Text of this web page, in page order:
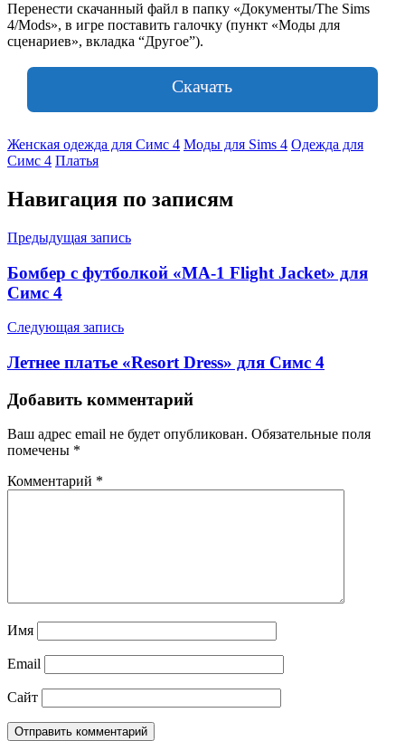
Перенести скачанный файл в папку «Документы/The Sims
4/Mods», в игре поставить галочку (пункт «Моды для
сценариев», вкладка “Другое”).
Скачать
Женская одежда для Симс 4 Моды для Sims 4 Одежда для
Симс 4 Платья
Навигация по записям
Предыдущая запись
Бомбер с футболкой «MA-1 Flight Jacket» для
Симс 4
Следующая запись
Летнее платье «Resort Dress» для Симс 4
Добавить комментарий
Ваш адрес email не будет опубликован. Обязательные поля
помечены *
Комментарий *
Имя
Email
Сайт